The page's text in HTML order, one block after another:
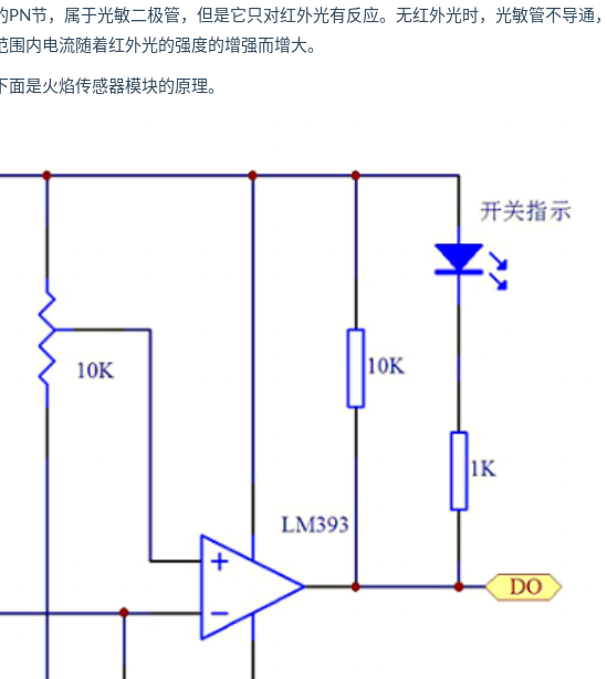
节，属于光敏二极管，但是它只对红外光有反应。无红外光时，光敏管不导通
内电流随着红外光的强度的增强而增大。
是火焰传感器模块的原理。